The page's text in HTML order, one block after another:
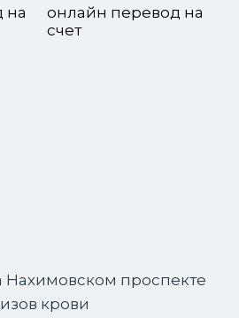
онлайн перевод на
счет
Нахимовском проспекте
крови